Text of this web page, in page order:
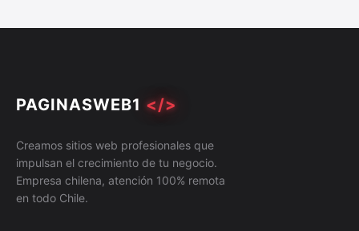
PAGINASWEB1 </>
Creamos sitios web profesionales que
impulsan el crecimiento de tu negocio.
Empresa chilena, atención 100% remota
en todo Chile.